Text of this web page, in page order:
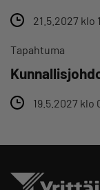
21.5.2027 klo
Tapahtuma
19.5.2027 klo